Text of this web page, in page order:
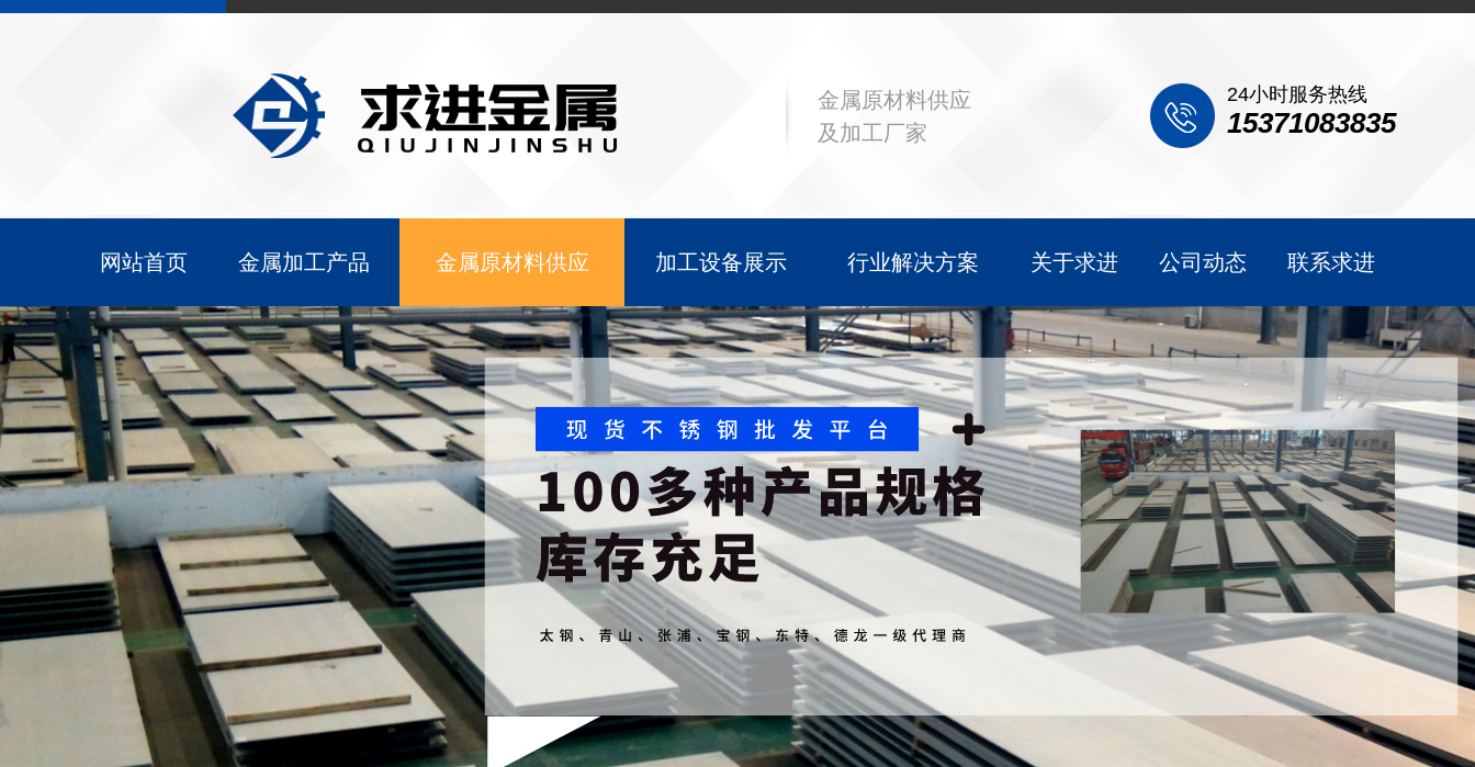
金属原材料供应
及加工厂家
24小时服务热线
15371083835
网站首页 金属加工产品 金属原材料供应 加工设备展示 行业解决方案 关于求进 公司动态 联系求进